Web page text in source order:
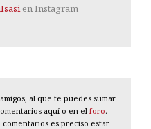
en Instagram
al que te puedes sumar
aquí o en el foro.
es preciso estar